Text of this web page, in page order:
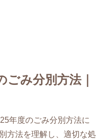
み分別方法｜
年度のごみ分別方法に
方法を理解し、適切な処